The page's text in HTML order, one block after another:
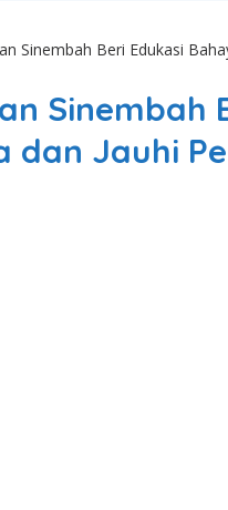
Sinembah Beri Edukasi
Sinembah
dan Jauhi